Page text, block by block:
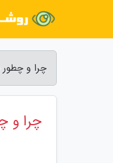
چرا و چطور
چرا و